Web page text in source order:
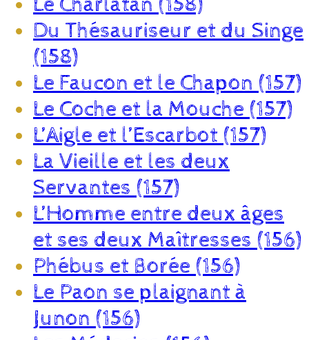
Du Thésauriseur et du Singe
(158)
Le Faucon et le Chapon (157)
Le Coche et la Mouche (157)
L’Aigle et l’Escarbot (157)
La Vieille et les deux
Servantes (157)
L’Homme entre deux âges
et ses deux Maîtresses (156)
Phébus et Borée (156)
Le Paon se plaignant à
Junon (156)